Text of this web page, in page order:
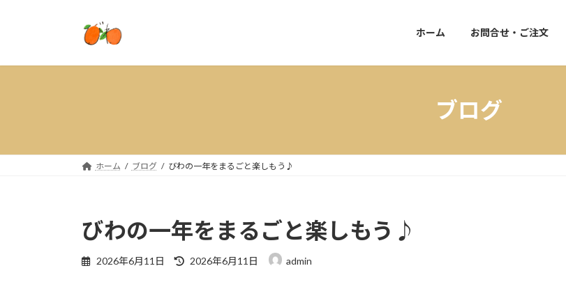
プ
動
ホーム お問合せ・ご注文
ブログ
ホーム ブログ びわの一年をまるごと楽しもう♪
びわの一年をまるごと楽しもう♪
2026年6月11日
最
2026年6月11日 admin